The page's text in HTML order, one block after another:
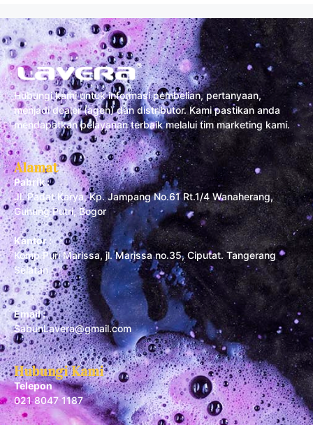
Hubungi kami untuk informasi pembelian, pertanyaan,
menjadi dealer (agen) dan distributor. Kami pastikan anda
mendapatkan pelayanan terbaik melalui tim marketing kami.
Alamat
Pabrik :
Jl. Padat Karya, Kp. Jampang No.61 Rt.1/4 Wanaherang,
Gunung Putri, Bogor
Kantor :
Komp Puri Marissa, jl. Marissa no.35, Ciputat. Tangerang
Selatan
Email :
SabunLavera@gmail.com
Hubungi Kami
Telepon
021 8047 1187